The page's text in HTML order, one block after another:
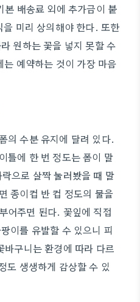
배송료 외에 추가금이 붙
미리 상의해야 한다. 또한
원하는 꽃을 넣지 못할 수
예약하는 것이 가장 마음
의 수분 유지에 달려 있다.
틀에 한 번 정도는 폼이 말
으로 살짝 눌러봤을 때 말
종이컵 반 컵 정도의 물을
어주면 된다. 꽃잎에 직접
이를 유발할 수 있으니 피
구니는 환경에 따라 다르
도 생생하게 감상할 수 있